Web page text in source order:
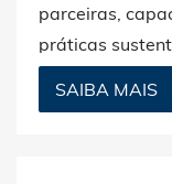
parceiras,
práticas
às exigências
globais de
SAIBA MAIS